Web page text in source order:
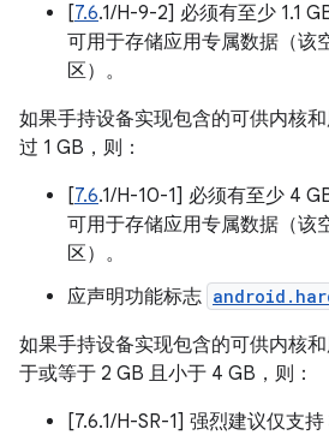
[7.6.1/H-9-2] 必须有至少 1.1
可用于存储应用专属数据（该
区）。
如果手持设备实现包含的可供内核
过 1 GB，则：
[7.6.1/H-10-1] 必须有至少 4
可用于存储应用专属数据（该
区）。
应声明功能标志
如果手持设备实现包含的可供内核
于或等于 2 GB 且小于 4 GB，则：
[7.6.1/H-SR-1] 强烈建议仅支